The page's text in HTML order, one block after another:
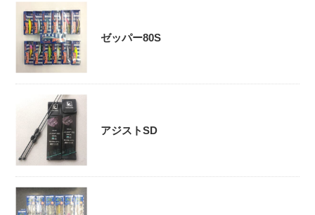
ゼッパー80S
アジストSD